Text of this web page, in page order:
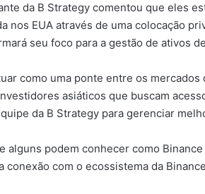
da B Strategy comentou que eles
nos EUA através de uma colocação
seu foco para a gestão de ativos
como uma ponte entre os
asiáticos que buscam
da B Strategy para gerenciar
alguns podem conhecer como
conexão com o ecossistema da